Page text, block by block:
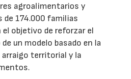
agroalimentarios y
de 174.000 familias
objetivo de reforzar el
un modelo basado en la
territorial y la